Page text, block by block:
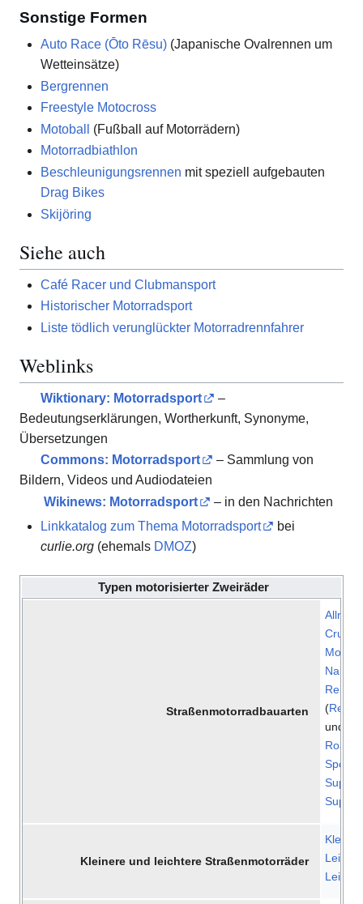
Sonstige Formen
Auto Race (Ōto Rēsu)(Japanische Ovalrennen um
Wetteinsätze)
Bergrennen
Freestyle Motocross
Motoball
(Fußball auf Motorrädern)
Motorradbiathlon
Beschleunigungsrennen mit speziell aufgebauten
Drag Bikes
Skijöring
Siehe auch
Café Racer und Clubmansport
Historischer Motorradsport
Liste tödlich verunglückter Motorradrennfahrer
Weblinks
Wiktionary: Motorradsport
–
Bedeutungserklärungen, Wortherkunft, Synonyme,
Übersetzungen
Commons: Motorradsport
– Sammlung von
Bildern, Videos und Audiodateien
Wikinews: Motorradsport
– in den Nachrichten
Linkkatalog zum Thema Motorradsport
bei
curlie.org(ehemals DMOZ)
Typen motorisierter Zweiräder
Straßenmotorradbauarten
Cruiser
Naked
(
und
Kleinere und leichtere Straßenmotorräder